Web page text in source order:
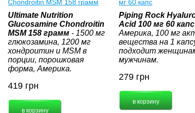
Chondroitin MSM 158 грамм
Ultimate Nutrition
Glucosamine Chondroitin
MSM 158 грамм - 1500 мг
глюкозамина, 1200 мг
хондроитин и MSM в
порции, порошковая
форма, Америка.
419 грн
мг 60 капс
Piping Rock
Acid 100 мг 60 капс
Америка, 100 мг
вещества на 1
подходит
мужчинам.
279 грн